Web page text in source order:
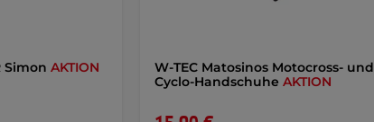
Simon AKTION
W-TEC Matosinos Motocross- und
Cyclo-Handschuhe AKTION